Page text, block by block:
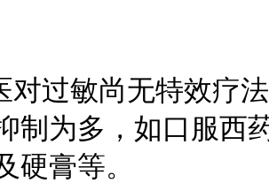
对过敏尚无特效疗
制为多，如口服西
硬膏等。